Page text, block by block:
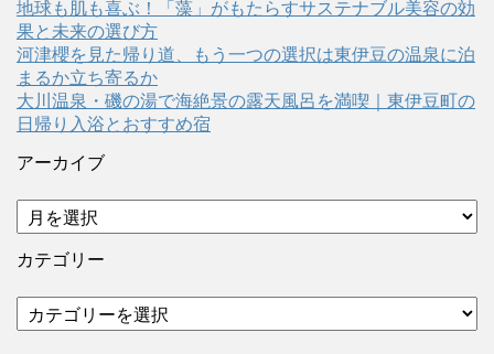
地球も肌も喜ぶ！「藻」がもたらすサステナブル美容の効
果と未来の選び方
河津櫻を見た帰り道、もう一つの選択は東伊豆の温泉に泊
まるか立ち寄るか
大川温泉・磯の湯で海絶景の露天風呂を満喫｜東伊豆町の
日帰り入浴とおすすめ宿
アーカイブ
ア
ー
カ
ブ
カテゴリー
テ